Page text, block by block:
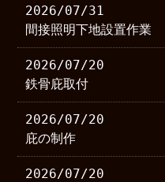
2026/07/31
間接照明下地設置作業
2026/07/20
鉄骨庇取付
2026/07/20
庇の制作
2026/07/20